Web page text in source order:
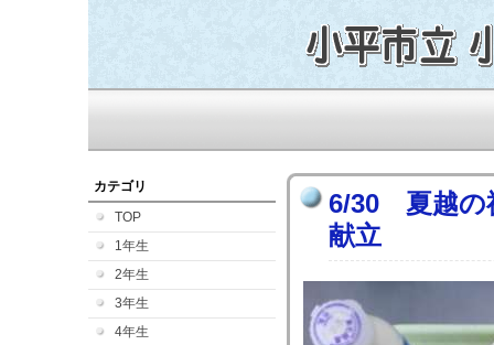
カテゴリ
TOP
1年生
2年生
3年生
4年生
6/30 夏越の
献立